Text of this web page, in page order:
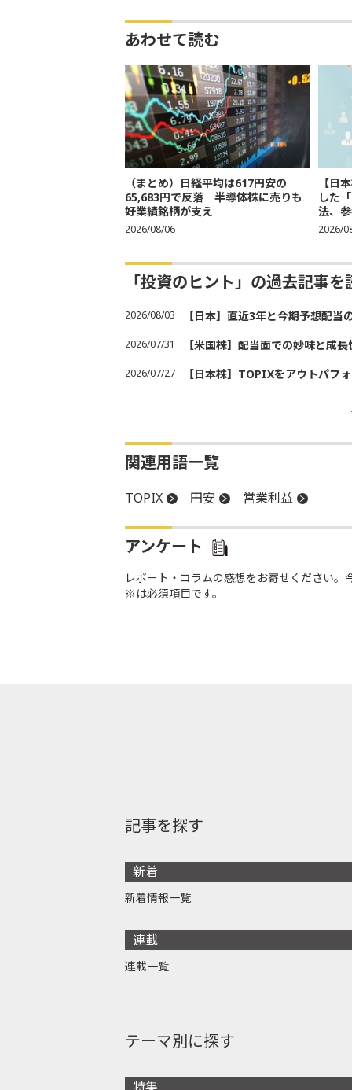
あわせて読む
（まとめ）日経平均は617円安の
65,683円で反落 半導体株に売りも
好業績銘柄が支え
2026/08/06
【日
した
法、
2026/
「投資のヒント」の過去記事を
2026/08/03 【日本】直近3年と今期予想配
2026/07/31 【米国株】配当面での妙味と成
2026/07/27 【日本株】TOPIXをアウトパフ
関連用語一覧
TOPIX 円安 営業利益
アンケート
レポート・コラムの感想をお寄せください
※は必須項目です。
記事を探す
新着
新着情報一覧
連載
連載一覧
テーマ別に探す